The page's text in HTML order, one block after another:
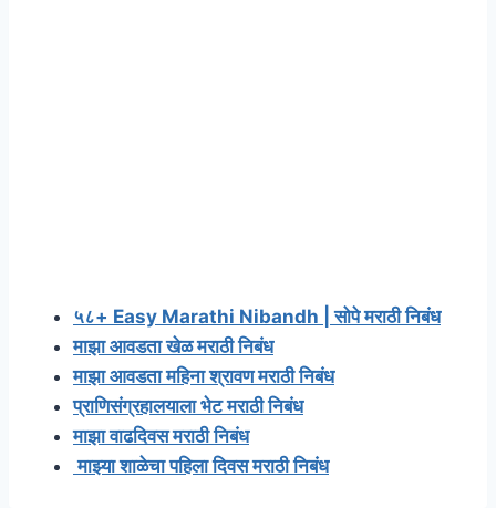
५८+ Easy Marathi Nibandh | सोपे मराठी निबंध
माझा आवडता खेळ मराठी निबंध
माझा आवडता महिना श्रावण मराठी निबंध
प्राणिसंग्रहालयाला भेट मराठी निबंध
माझा वाढदिवस मराठी निबंध
माझ्या शाळेचा पहिला दिवस मराठी निबंध